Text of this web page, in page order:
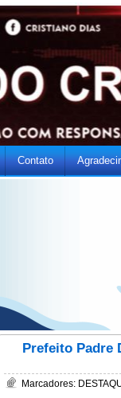
Contato
Prefeito Padre
Marcadores: